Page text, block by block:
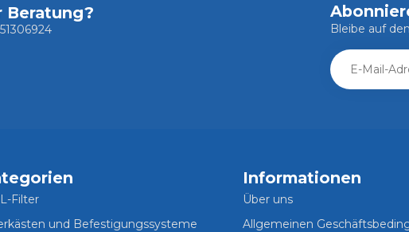
Beratung?
Bleibe auf
Filter
und Befestigungssysteme
Informationen
Über uns
Allgemeinen